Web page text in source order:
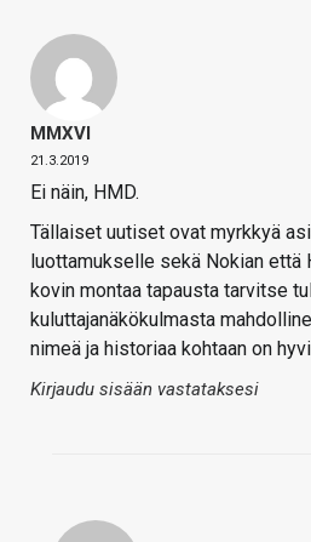
MMXVI
21.3.2019
Ei näin, HMD.
Tällaiset uutiset ovat myrkkyä
luottamukselle sekä Nokian että
kovin montaa tapausta tarvitse
kuluttajanäkökulmasta
nimeä ja historiaa kohtaan on
Kirjaudu sisään vastataksesi